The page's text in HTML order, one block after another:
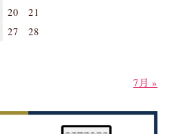
20
21
27
28
7月 »